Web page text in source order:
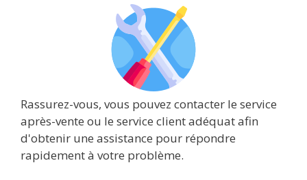
Rassurez-vous, vous pouvez contacter le service
après-vente ou le service client adéquat afin
d'obtenir une assistance pour répondre
rapidement à votre problème.